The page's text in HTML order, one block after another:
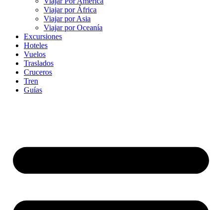
Viajar por África
Viajar por Asia
Viajar por Oceanía
Excursiones
Hoteles
Vuelos
Traslados
Cruceros
Tren
Guías